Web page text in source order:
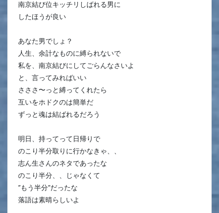
南京結び位キッチリしばれる男に
したほうが良い
あなた男でしょ？
人生、余計なものに縛られないで
私を、南京結びにしてごらんなさいよ
と、言ってみればいい
さささ〜っと縛ってくれたら
互いをホドクのは簡単だ
ずっと魂は結ばれるだろう
明日、持ってって日帰りで
のこり半分取りに行かなきゃ、、
志ん生さんのネタであったな
のこり半分、、じゃなくて
”もう半分”だったな
落語は素晴らしいよ